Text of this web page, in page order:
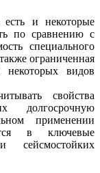
и некоторые
по сравнению с
специального
ограниченная
некоторых видов
свойства
долгосрочную
применении
в ключевые
сейсмостойких